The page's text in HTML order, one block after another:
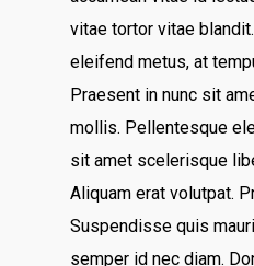
vitae tortor vitae
eleifend metus, at
Praesent in nunc sit
mollis. Pellentesque
sit amet scelerisque
Aliquam erat volutpat.
Suspendisse quis
semper id nec diam.